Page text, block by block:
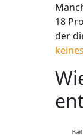
18
der